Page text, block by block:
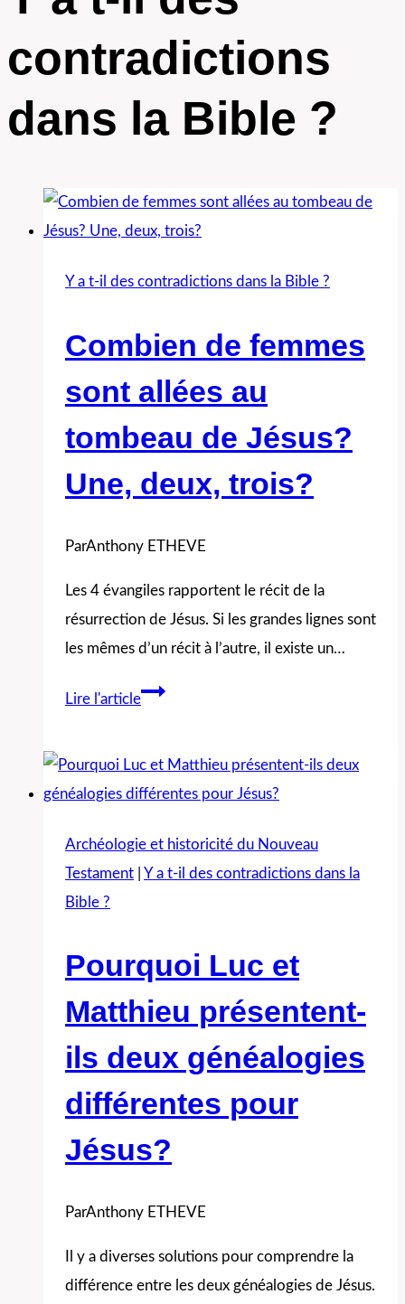
contradictions
dans la Bible ?
Y a t-il des contradictions dans la Bible ?
Combien de femmes
sont allées au
tombeau de Jésus?
Une, deux, trois?
ParAnthony ETHEVE
Les 4 évangiles rapportent le récit de la
résurrection de Jésus. Si les grandes lignes sont
les mêmes d’un récit à l’autre, il existe un…
Lire l'articleCombien
tombeau
deux,
trois?
Archéologie et historicité du Nouveau
Testament
Y a t-il des contradictions dans la
Bible ?
Pourquoi Luc et
Matthieu présentent-
ils deux généalogies
différentes pour
Jésus?
ParAnthony ETHEVE
Il y a diverses solutions pour comprendre la
différence entre les deux généalogies de Jésus.